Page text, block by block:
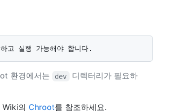
환경에서는 dev
디렉터리가 필요하
의 Chroot를 참조하세요.